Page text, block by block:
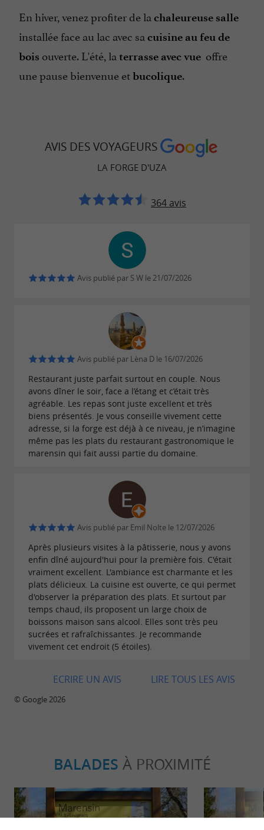
En hiver, venez profiter de la chaleureuse salle
installée face au lac avec sa cuisine au feu de
bois ouverte. L'été, la terrasse avec vue offre
une pause bienvenue etbucolique.
AVIS DES VOYAGEURS
LA FORGE D'UZA
364 avis
Avis publié par S W le 21/07/2026
Avis publié par Lèna D le 16/07/2026
Restaurant juste parfait surtout en couple. Nous
avons dîner le soir, face a l’étang et c’était très
agréable. Les repas sont juste excellent et très
biens présentés. Je vous conseille vivement cette
adresse, si la forge est déjà à ce niveau, je n’imagine
même pas les plats du restaurant gastronomique le
marensin qui fait aussi partie du domaine.
Avis publié par Emil Nolte le 12/07/2026
Après plusieurs visites à la pâtisserie, nous y avons
enfin dîné aujourd'hui pour la première fois. C'était
vraiment excellent. L'ambiance est charmante et les
plats délicieux. La cuisine est ouverte, ce qui permet
d'observer la préparation des plats. Et surtout par
temps chaud, ils proposent un large choix de
boissons maison sans alcool. Elles sont très peu
sucrées et rafraîchissantes. Je recommande
vivement cet endroit (5 étoiles).
LIRE TOUS LES AVIS
ECRIRE UN AVIS
© Google 2026
BALADES À PROXIMITÉ